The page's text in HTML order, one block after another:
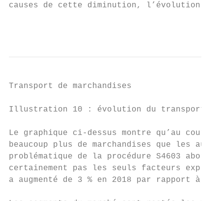
causes de cette diminution, l’évolution
Transport de marchandises
Illustration 10 : évolution du transport de
Le graphique ci-dessus montre qu’au
beaucoup plus de marchandises que les
problématique de la procédure S4603
certainement pas les seuls facteurs
a augmenté de 3 % en 2018 par rapport à